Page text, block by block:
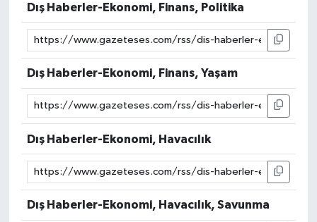
Dış Haberler-Ekonomi, Finans, Politika
Dış Haberler-Ekonomi, Finans, Yaşam
Dış Haberler-Ekonomi, Havacılık
Dış Haberler-Ekonomi, Havacılık, Savunma